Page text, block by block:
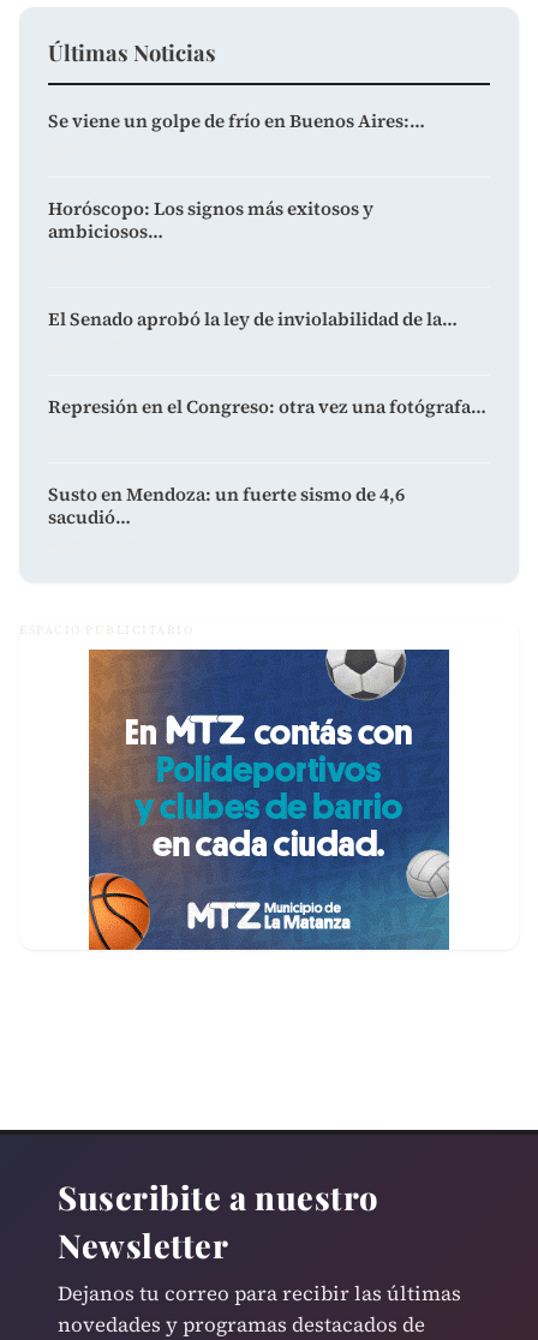
Últimas Noticias
Se viene un golpe de frío en Buenos Aires:…
Horóscopo: Los signos más exitosos y
ambiciosos…
El Senado aprobó la ley de inviolabilidad de la…
Represión en el Congreso: otra vez una fotógrafa…
Susto en Mendoza: un fuerte sismo de 4,6
sacudió…
ESPACIO PUBLICITARIO
Suscribite a nuestro
Newsletter
Dejanos tu correo para recibir las últimas
novedades y programas destacados de